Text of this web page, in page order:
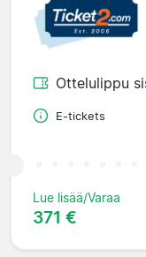
Ottelulippu
E-tickets
Lue lisää/Varaa
371 €